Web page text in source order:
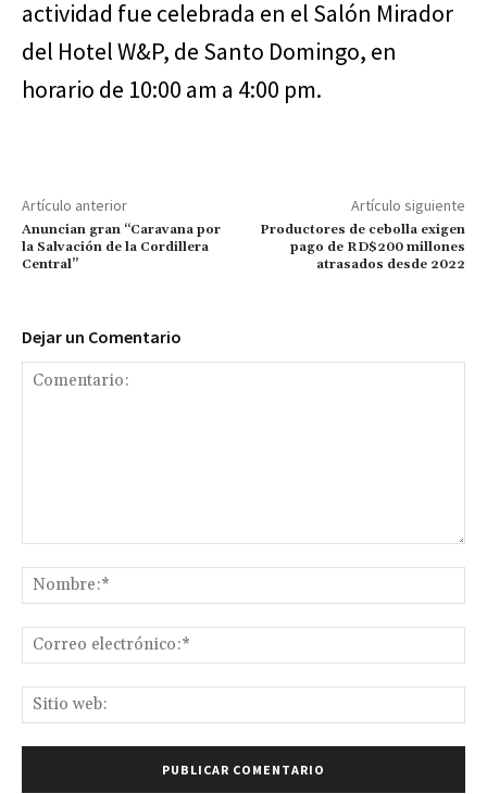
actividad fue celebrada en el Salón Mirador
del Hotel W&P, de Santo Domingo, en
horario de 10:00 am a 4:00 pm.
Artículo anterior
Anuncian gran “Caravana por
la Salvación de la Cordillera
Central”
Artículo siguiente
Productores de cebolla exigen
pago de RD$200 millones
atrasados desde 2022
Dejar un Comentario